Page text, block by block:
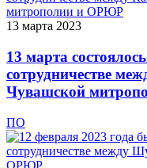
13 марта 2023
13 марта
сотрудничестве
Чувашской
ПО